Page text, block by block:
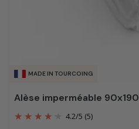
MADE IN TOURCOING
Alèse imperméable 90x190
4.2/5 (5)